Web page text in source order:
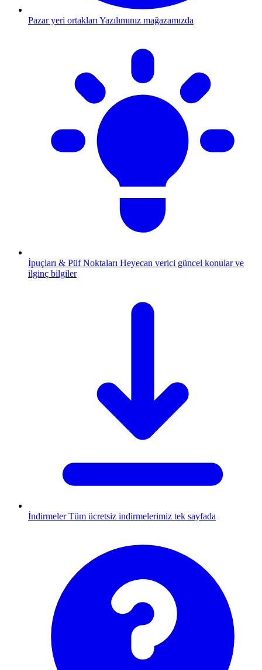
Pazar yeri ortakları Yazılımınız mağazamızda
İpuçları & Püf Noktaları Heyecan verici güncel konular ve
ilginç bilgiler
İndirmeler Tüm ücretsiz indirmelerimiz tek sayfada